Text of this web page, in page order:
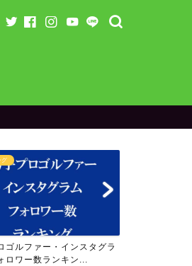
ランキング
女子プロゴルファー・インスタグラ
ム・フォロワー数ランキン...